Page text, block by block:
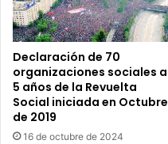
requerimiento
Declaración de 70
organizaciones sociales a
5 años de la Revuelta
Social iniciada en Octubre
de 2019
16 de octubre de 2024